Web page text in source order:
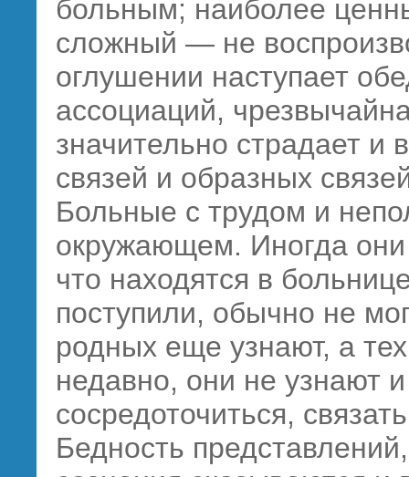
больным; наиболее
сложный — не
оглушении наступает
ассоциаций,
значительно страдает и
связей и образных
Больные с трудом и
окружающем. Иногда
что находятся в
поступили, обычно не
родных еще узнают, а
недавно, они не узнают
сосредоточиться,
Бедность